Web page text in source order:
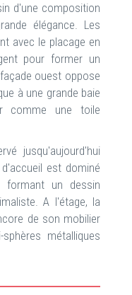
d'une composition
élégance. Les
avec le placage en
pour former un
ouest oppose
à une grande baie
comme une toile
jusqu'aujourd'hui
est dominé
un dessin
A l'étage, la
de son mobilier
métalliques